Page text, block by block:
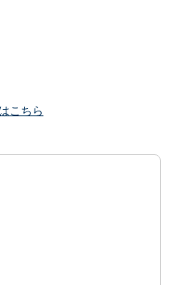
こちら